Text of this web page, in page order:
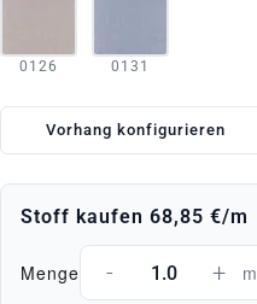
0126 0131
Vorhang konfigurieren
Stoff kaufen 68,85 €/m
Menge - + m